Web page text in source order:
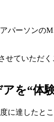
パーソンのM
せていただく
を“体
達したと